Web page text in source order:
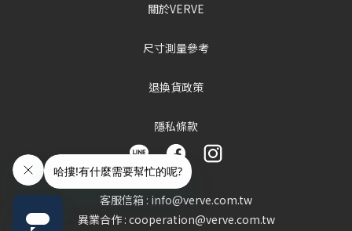
關於VERVE
尺寸測量參考
退換貨政策
隱私條款
客服信箱 : info@verve.com.tw
異業合作 : cooperation@verve.com.tw